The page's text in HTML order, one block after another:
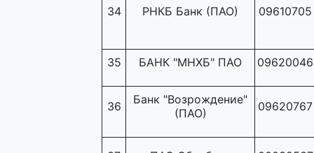
34 РНКБ Банк (ПАО) 09610705
35 БАНК "МНХБ" ПАО 09620046
36
Банк "Возрождение"
(ПАО)
09620767